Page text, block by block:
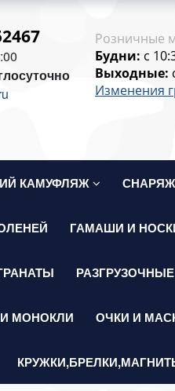
Розничные
Будни: c
Выходные:
Изменения
КАМУФЛЯЖ
ГАМАШИ И
МОНОКЛИ ОЧКИ И